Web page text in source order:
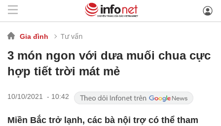
Gia đình Tư vấn
3 món ngon với dưa muối chua cực
hợp tiết trời mát mẻ
10/10/2021 - 10:42
Miền Bắc trở lạnh, các bà nội trợ có thể tham